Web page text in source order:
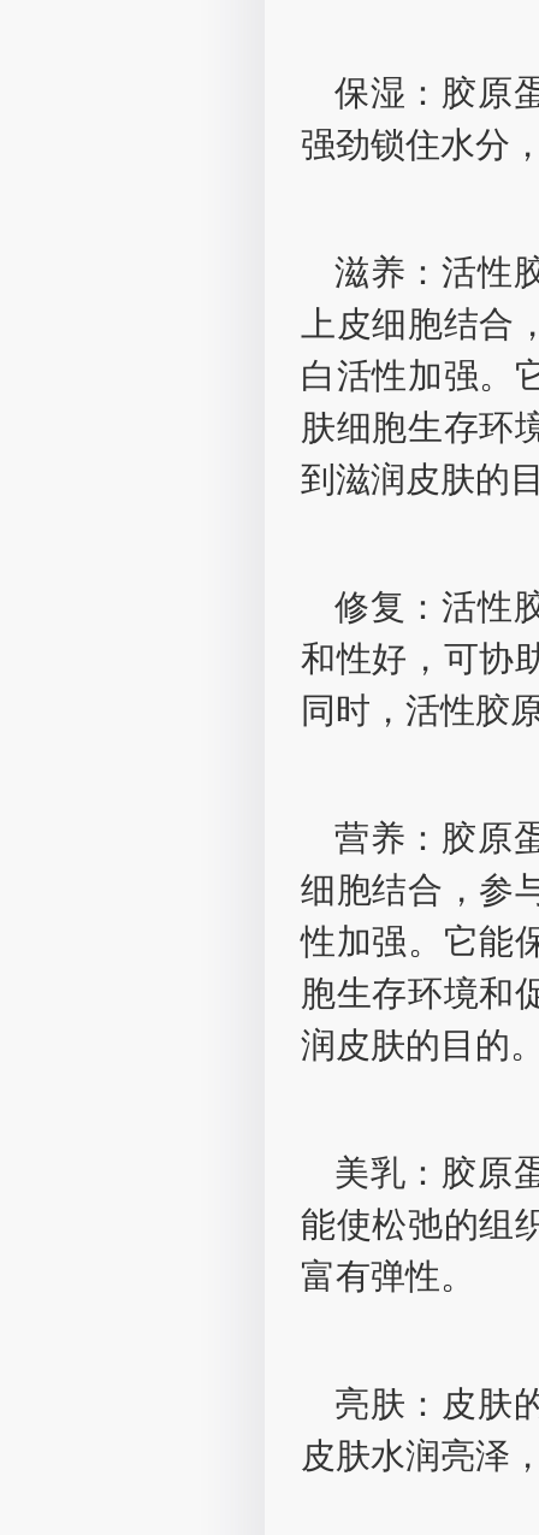
保湿：胶原
强劲锁住水分
滋养：活性
上皮细胞结
白活性加强。
肤细胞生存环
到滋润皮肤的
修复：活性
和性好，可协
同时，活性胶
营养：胶原
细胞结合，参
性加强。它能
胞生存环境和
润皮肤的目的
美乳：胶原
能使松弛的组
富有弹性。
亮肤：皮肤
皮肤水润亮泽